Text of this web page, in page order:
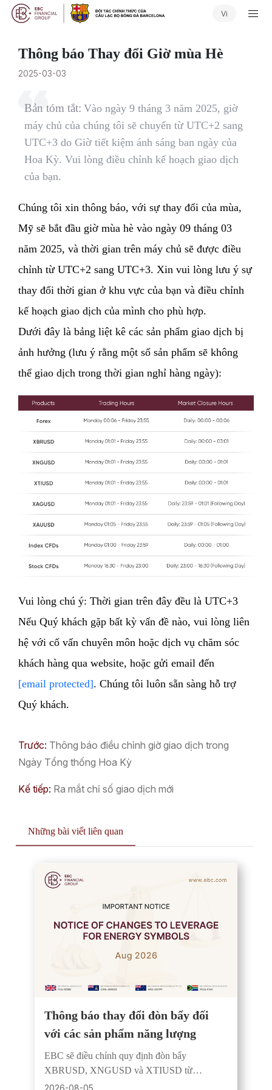
Vi
Thông báo Thay đổi Giờ mùa Hè
2025-03-03
Bản tóm tắt: Vào ngày 9 tháng 3 năm 2025, giờ
máy chủ của chúng tôi sẽ chuyển từ UTC+2 sang
UTC+3 do Giờ tiết kiệm ánh sáng ban ngày của
Hoa Kỳ. Vui lòng điều chỉnh kế hoạch giao dịch
của bạn.
Chúng tôi xin thông báo, với sự thay đổi của mùa,
Mỹ sẽ bắt đầu giờ mùa hè vào ngày 09 tháng 03
năm 2025, và thời gian trên máy chủ sẽ được điều
chỉnh từ UTC+2 sang UTC+3. Xin vui lòng lưu ý sự
thay đổi thời gian ở khu vực của bạn và điều chỉnh
kế hoạch giao dịch của mình cho phù hợp.
Dưới đây là bảng liệt kê các sản phẩm giao dịch bị
ảnh hưởng (lưu ý rằng một số sản phẩm sẽ không
thể giao dịch trong thời gian nghỉ hàng ngày):
Vui lòng chú ý: Thời gian trên đây đều là UTC+3
Nếu Quý khách gặp bất kỳ vấn đề nào, vui lòng liên
hệ với cố vấn chuyên môn hoặc dịch vụ chăm sóc
khách hàng qua website, hoặc gửi email đến
[email protected]. Chúng tôi luôn sẵn sàng hỗ trợ
Quý khách.
Trước: Thông báo điều chỉnh giờ giao dịch trong
Ngày Tổng thống Hoa Kỳ
Kế tiếp: Ra mắt chỉ số giao dịch mới
Những bài viết liên quan
Thông báo thay đổi đòn bẩy đối
với các sản phẩm năng lượng
EBC sẽ điều chỉnh quy định đòn bẩy
XBRUSD, XNGUSD và XTIUSD từ
6/8/2026, áp dụng kiểm soát theo phiên và tăng
2026-08-05